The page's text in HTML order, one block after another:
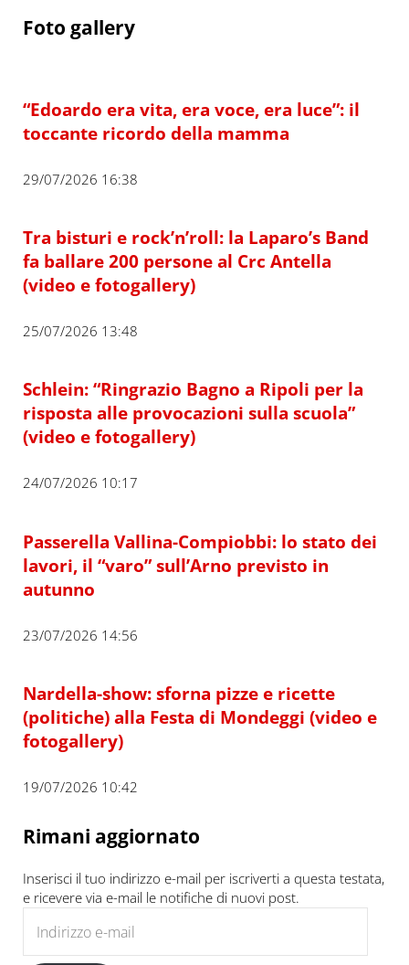
Foto gallery
“Edoardo era vita, era voce, era luce”: il
toccante ricordo della mamma
29/07/2026 16:38
Tra bisturi e rock’n’roll: la Laparo’s Band
fa ballare 200 persone al Crc Antella
(video e fotogallery)
25/07/2026 13:48
Schlein: “Ringrazio Bagno a Ripoli per la
risposta alle provocazioni sulla scuola”
(video e fotogallery)
24/07/2026 10:17
Passerella Vallina-Compiobbi: lo stato dei
lavori, il “varo” sull’Arno previsto in
autunno
23/07/2026 14:56
Nardella-show: sforna pizze e ricette
(politiche) alla Festa di Mondeggi (video e
fotogallery)
19/07/2026 10:42
Rimani aggiornato
Inserisci il tuo indirizzo e-mail per iscriverti a questa testata,
e ricevere via e-mail le notifiche di nuovi post.